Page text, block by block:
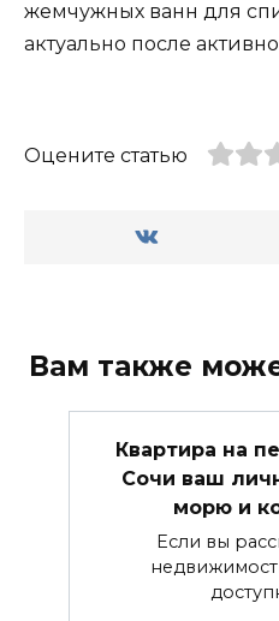
жемчужных ванн для
актуально после
Оцените статью
Вам также
Квартира на
Сочи ваш
морю и
Если вы